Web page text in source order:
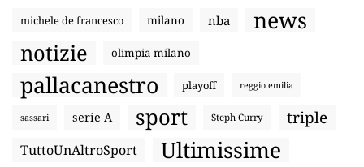
michele de francesco milano nba news
notizie olimpia milano
pallacanestro playoff reggio emilia
sassari serie A sport Steph Curry triple
TuttoUnAltroSport Ultimissime